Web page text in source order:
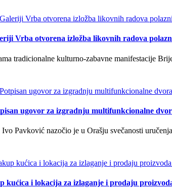
Vrba otvorena izložba likovnih radova
tradicionalne kulturno-zabavne manifestacije
ugovor za izgradnju multifunkcionalne
Pavković nazočio je u Orašju svečanosti
kućica i lokacija za izlaganje i prodaju